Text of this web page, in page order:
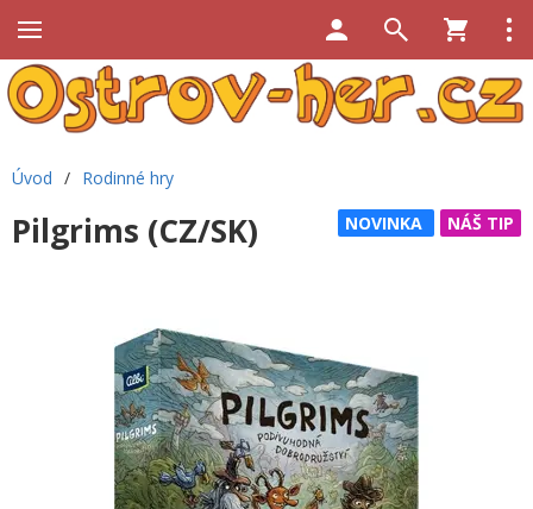
Úvod / Rodinné hry
NÁŠ TIP
NOVINKA
Pilgrims (CZ/SK)